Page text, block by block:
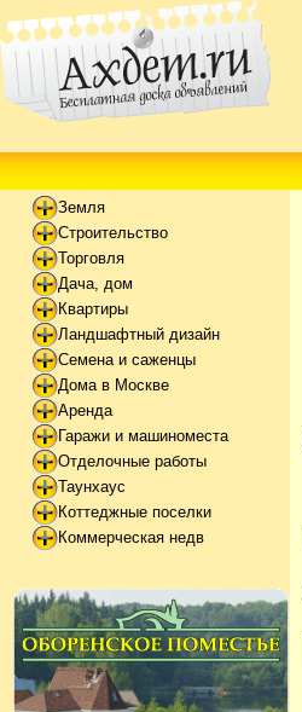
Земля
Строительство
Торговля
Дача, дом
Квартиры
Ландшафтный дизайн
Семена и саженцы
Дома в Москве
Аренда
Гаражи и машиноместа
Отделочные работы
Таунхаус
Коттеджные поселки
Коммерческая недв